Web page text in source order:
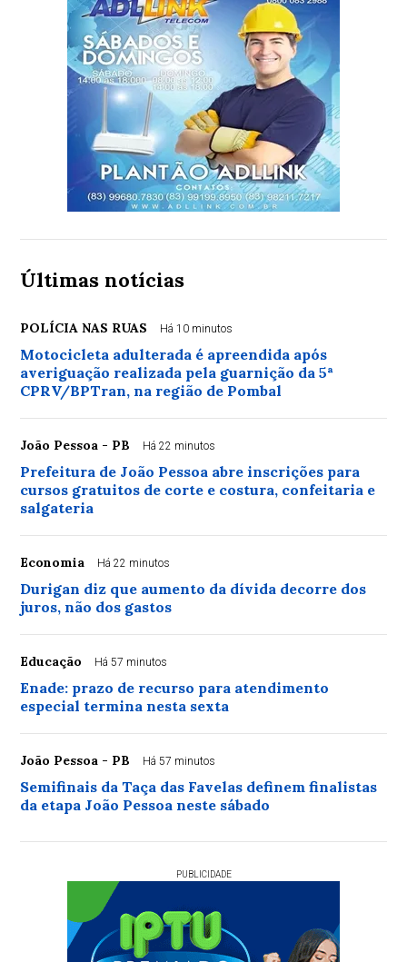
Últimas notícias
POLÍCIA NAS RUAS Há 10 minutos
Motocicleta adulterada é apreendida após
averiguação realizada pela guarnição da 5ª
CPRV/BPTran, na região de Pombal
João Pessoa - PB Há 22 minutos
Prefeitura de João Pessoa abre inscrições para
cursos gratuitos de corte e costura, confeitaria e
salgateria
Economia Há 22 minutos
Durigan diz que aumento da dívida decorre dos
juros, não dos gastos
Educação Há 57 minutos
Enade: prazo de recurso para atendimento
especial termina nesta sexta
João Pessoa - PB Há 57 minutos
Semifinais da Taça das Favelas definem finalistas
da etapa João Pessoa neste sábado
PUBLICIDADE